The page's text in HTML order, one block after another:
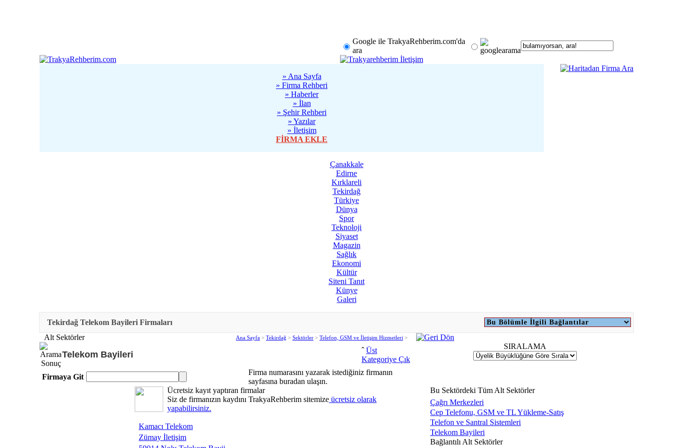
Google ile TrakyaRehberim.com'da
ara
» Ana Sayfa
» Firma Rehberi
» Haberler
» İlan
» Şehir Rehberi
» Yazılar
» İletişim
FİRMA EKLE
Çanakkale
Edirne
Kırklareli
Tekirdağ
Türkiye
Dünya
Spor
Teknoloji
Siyaset
Magazin
Sağlık
Ekonomi
Kültür
Siteni Tanıt
Künye
Galeri
Tekirdağ Telekom Bayileri Firmaları
Alt Sektörler
Ana Sayfa > Tekirdağ > Sektörler > Telefon, GSM ve İletişim Hizmetleri >
Telekom Bayileri ˆÜst
Kategoriye Çık
Firmaya Git
Firma numarasını yazarak istediğiniz firmanın
sayfasına buradan ulaşın.
SIRALAMA
Ücretsiz kayıt yaptıran firmalar
Siz de firmanızın kaydını TrakyaRehberim sitemize ücretsiz olarak
yapabilirsiniz.
Kamacı Telekom
Zümay İletişim
Bu Sektördeki Tüm Alt Sektörler
Çağrı Merkezleri
Cep Telefonu, GSM ve TL Yükleme-Satış
Telefon ve Santral Sistemleri
Telekom Bayileri
Bağlantılı Alt Sektörler